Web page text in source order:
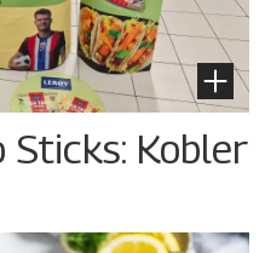
Sticks: Kobler